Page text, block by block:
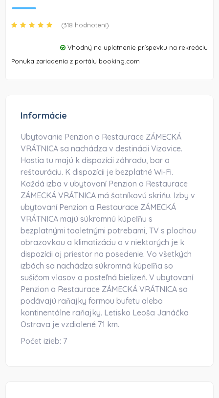
(318 hodnotení)
Vhodný na uplatnenie príspevku na rekreáciu
Ponuka zariadenia z portálu booking.com
Informácie
Ubytovanie Penzion a Restaurace ZÁMECKÁ
VRÁTNICA sa nachádza v destinácii Vizovice.
Hostia tu majú k dispozícii záhradu, bar a
reštauráciu. K dispozícii je bezplatné Wi-Fi.
Každá izba v ubytovaní Penzion a Restaurace
ZÁMECKÁ VRÁTNICA má šatníkovú skriňu. Izby v
ubytovaní Penzion a Restaurace ZÁMECKÁ
VRÁTNICA majú súkromnú kúpeľňu s
bezplatnými toaletnými potrebami, TV s plochou
obrazovkou a klimatizáciu a v niektorých je k
dispozícii aj priestor na posedenie. Vo všetkých
izbách sa nachádza súkromná kúpeľňa so
sušičom vlasov a posteľná bielizeň. V ubytovaní
Penzion a Restaurace ZÁMECKÁ VRÁTNICA sa
podávajú raňajky formou bufetu alebo
kontinentálne raňajky. Letisko Leoša Janáčka
Ostrava je vzdialené 71 km.
Počet izieb: 7